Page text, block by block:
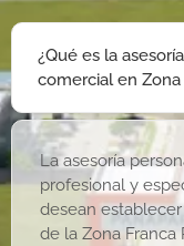
¿Qué es la
comercial en Zona
La asesoría
profesional y
desean
de la Zona Franca